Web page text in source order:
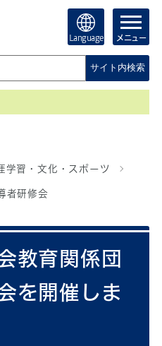
Language メニュー
サイト内検索
学習・文化・スポーツ
者研修会
教育関係団
を開催しま